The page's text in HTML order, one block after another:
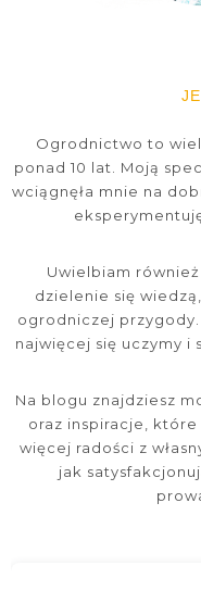
Ogrodnictwo to
ponad 10 lat. Moją
wciągnęła mnie na
Uwielbiam
dzielenie się
ogrodniczej przygody.
najwięcej się uczymy i
Na blogu znajdziesz
oraz inspiracje,
więcej radości z
jak